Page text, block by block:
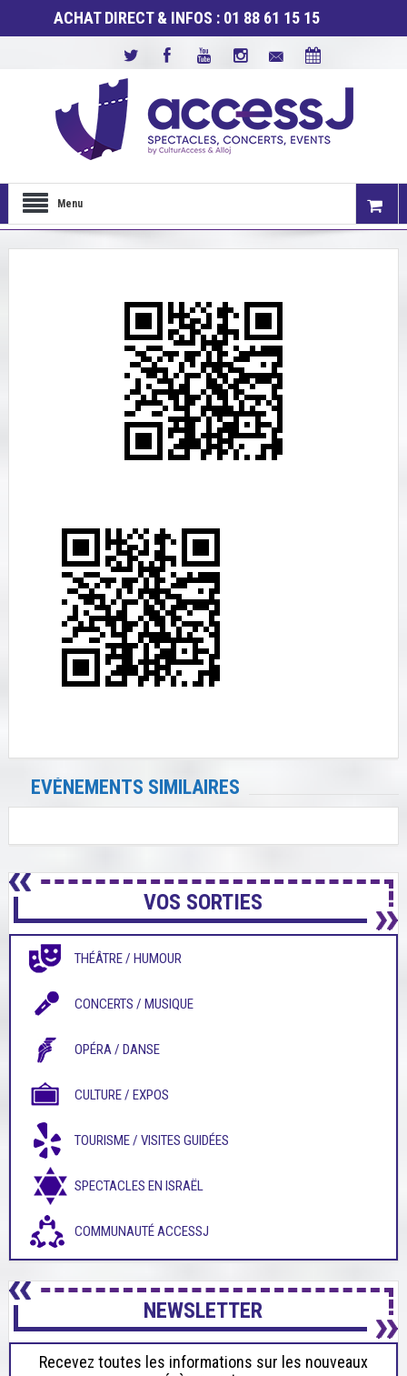
ACHAT DIRECT & INFOS : 01 88 61 15 15
Menu
EVÉNEMENTS SIMILAIRES
VOS SORTIES
THÉÂTRE / HUMOUR
CONCERTS / MUSIQUE
OPÉRA / DANSE
CULTURE / EXPOS
TOURISME / VISITES GUIDÉES
SPECTACLES EN ISRAËL
COMMUNAUTÉ ACCESSJ
NEWSLETTER
Recevez toutes les informations sur les nouveaux